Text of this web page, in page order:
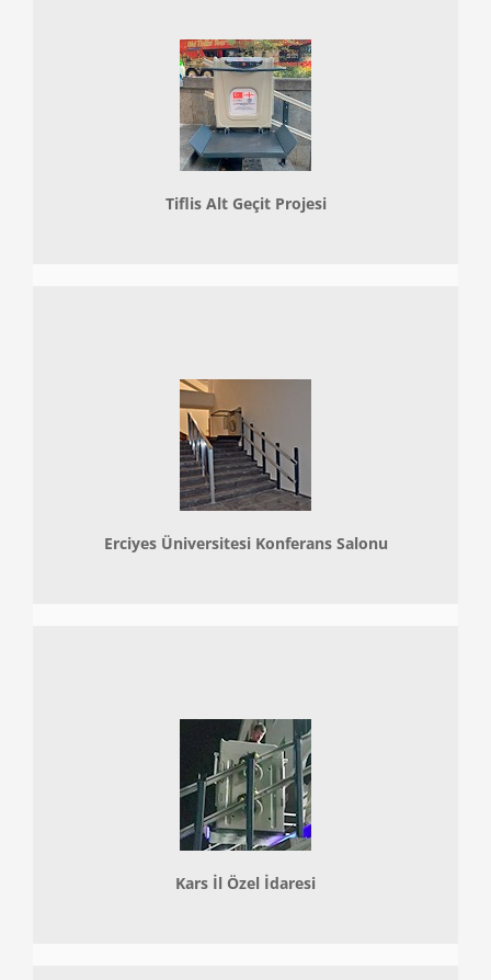
Tiflis Alt Geçit Projesi
Erciyes Üniversitesi Konferans Salonu
Kars İl Özel İdaresi